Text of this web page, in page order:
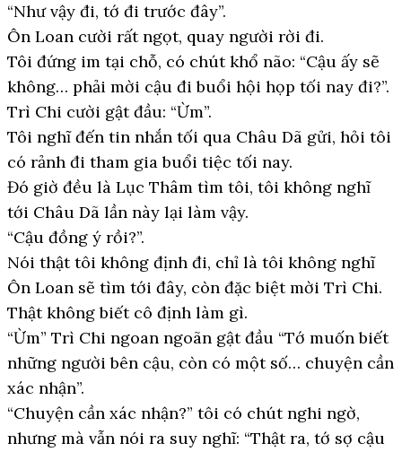
“Như vậy đi, tớ đi trước đây”.
Ôn Loan cười rất ngọt, quay người rời đi.
Tôi đứng im tại chỗ, có chút khổ não: “Cậu ấy sẽ
không… phải mời cậu đi buổi hội họp tối nay đi?”.
Trì Chi cười gật đầu: “Ừm”.
Tôi nghĩ đến tin nhắn tối qua Châu Dã gửi, hỏi tôi
có rảnh đi tham gia buổi tiệc tối nay.
Đó giờ đều là Lục Thâm tìm tôi, tôi không nghĩ
tới Châu Dã lần này lại làm vậy.
“Cậu đồng ý rồi?”.
Nói thật tôi không định đi, chỉ là tôi không nghĩ
Ôn Loan sẽ tìm tới đây, còn đặc biệt mời Trì Chi.
Thật không biết cô định làm gì.
“Ừm” Trì Chi ngoan ngoãn gật đầu “Tớ muốn biết
những người bên cậu, còn có một số… chuyện cần
xác nhận”.
“Chuyện cần xác nhận?” tôi có chút nghi ngờ,
nhưng mà vẫn nói ra suy nghĩ: “Thật ra, tớ sợ cậu